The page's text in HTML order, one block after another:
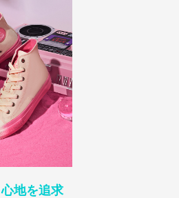
地を追求